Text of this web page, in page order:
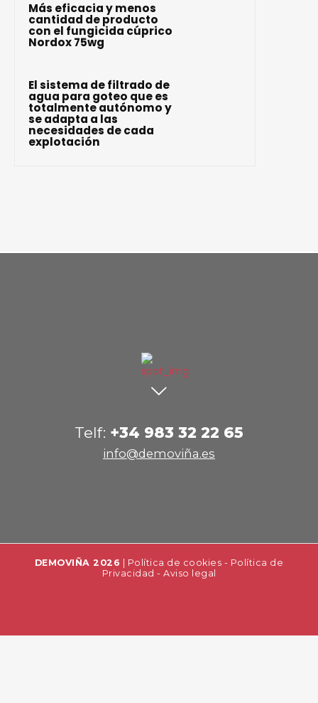
Más eficacia y menos
cantidad de producto
con el fungicida cúprico
Nordox 75wg
El sistema de filtrado de
agua para goteo que es
totalmente autónomo y
se adapta a las
necesidades de cada
explotación
Telf: +34 983 32 22 65
info@demoviña.es
DEMOVIÑA 2026 Política de cookies - Política de
Privacidad - Aviso legal